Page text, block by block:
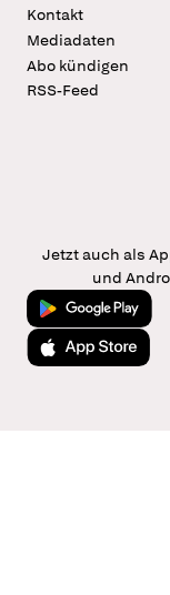
Kontakt
Mediadaten
Abo kündigen
RSS-Feed
Jetzt auch als
und
Jetzt bei Google
Laden im App